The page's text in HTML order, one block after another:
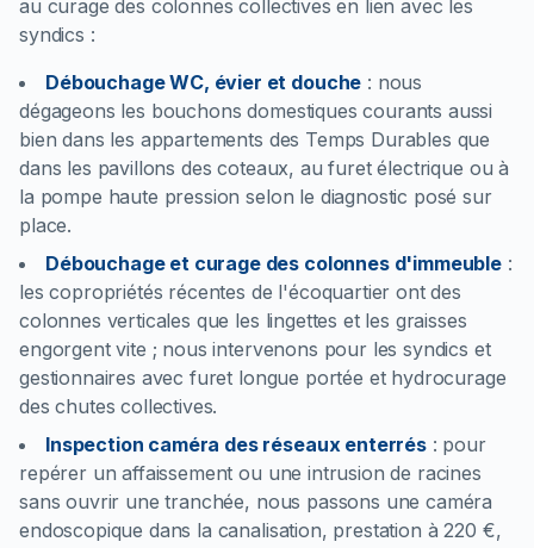
au curage des colonnes collectives en lien avec les
syndics :
Débouchage WC, évier et douche : nous
dégageons les bouchons domestiques courants aussi
bien dans les appartements des Temps Durables que
dans les pavillons des coteaux, au furet électrique ou à
la pompe haute pression selon le diagnostic posé sur
place.
Débouchage et curage des colonnes d'immeuble:
les copropriétés récentes de l'écoquartier ont des
colonnes verticales que les lingettes et les graisses
engorgent vite ; nous intervenons pour les syndics et
gestionnaires avec furet longue portée et hydrocurage
des chutes collectives.
Inspection caméra des réseaux enterrés: pour
repérer un affaissement ou une intrusion de racines
sans ouvrir une tranchée, nous passons une caméra
endoscopique dans la canalisation, prestation à 220 €,